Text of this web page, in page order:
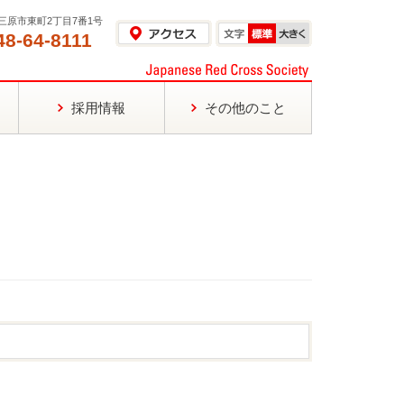
原市東町2丁目7番1号
64-8111
採用情報 その他のこと